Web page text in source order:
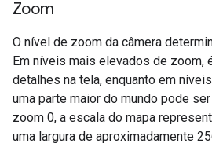
Zoom
O nível de zoom da câmera
Em níveis mais elevados de zoom,
detalhes na tela, enquanto em
uma parte maior do mundo pode
zoom 0, a escala do mapa
uma largura de aproximadamente